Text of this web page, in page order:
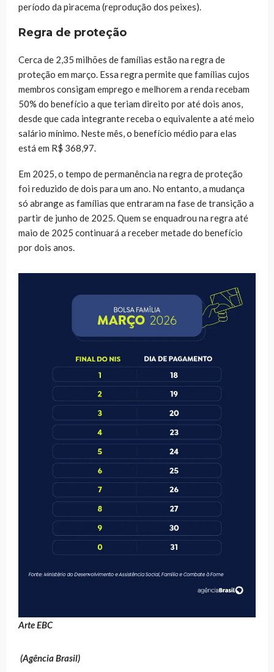
período da piracema (reprodução dos peixes).
Regra de proteção
Cerca de 2,35 milhões de famílias estão na regra de
proteção em março. Essa regra permite que famílias cujos
membros consigam emprego e melhorem a renda recebam
50% do benefício a que teriam direito por até dois anos,
desde que cada integrante receba o equivalente a até meio
salário mínimo. Neste mês, o benefício médio para elas
está em R$ 368,97.
Em 2025, o tempo de permanência na regra de proteção
foi reduzido de dois para um ano. No entanto, a mudança
só abrange as famílias que entraram na fase de transição a
partir de junho de 2025. Quem se enquadrou na regra até
maio de 2025 continuará a receber metade do benefício
por dois anos.
Arte EBC
(Agência Brasil)